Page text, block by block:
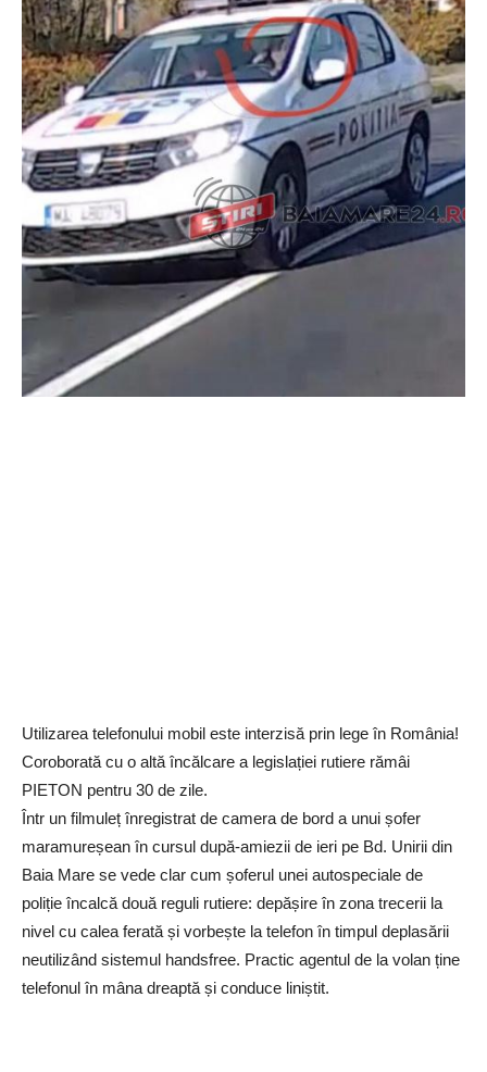
Utilizarea telefonului mobil este interzisă prin lege în România!
Coroborată cu o altă încălcare a legislației rutiere rămâi
PIETON pentru 30 de zile.
Într un filmuleț înregistrat de camera de bord a unui șofer
maramureșean în cursul după-amiezii de ieri pe Bd. Unirii din
Baia Mare se vede clar cum șoferul unei autospeciale de
poliție încalcă două reguli rutiere: depășire în zona trecerii la
nivel cu calea ferată și vorbește la telefon în timpul deplasării
neutilizând sistemul handsfree. Practic agentul de la volan ține
telefonul în mâna dreaptă și conduce liniștit.